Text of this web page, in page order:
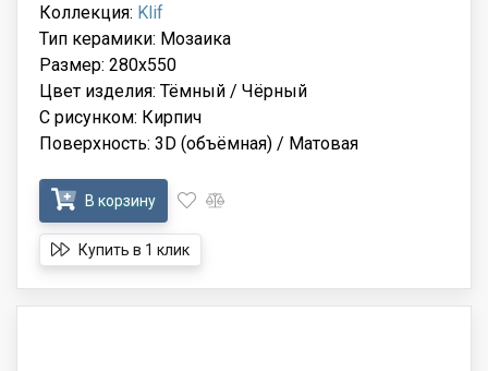
Коллекция: Klif
Тип керамики: Мозаика
Размер: 280x550
Цвет изделия: Тёмный / Чёрный
С рисунком: Кирпич
Поверхность: 3D (объёмная) / Матовая
В корзину
Купить в 1 клик